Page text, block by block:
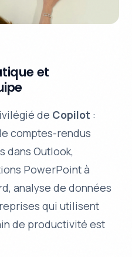
et
de Copilot :
comptes-rendus
dans Outlook,
PowerPoint à
analyse de données
qui utilisent
de productivité est